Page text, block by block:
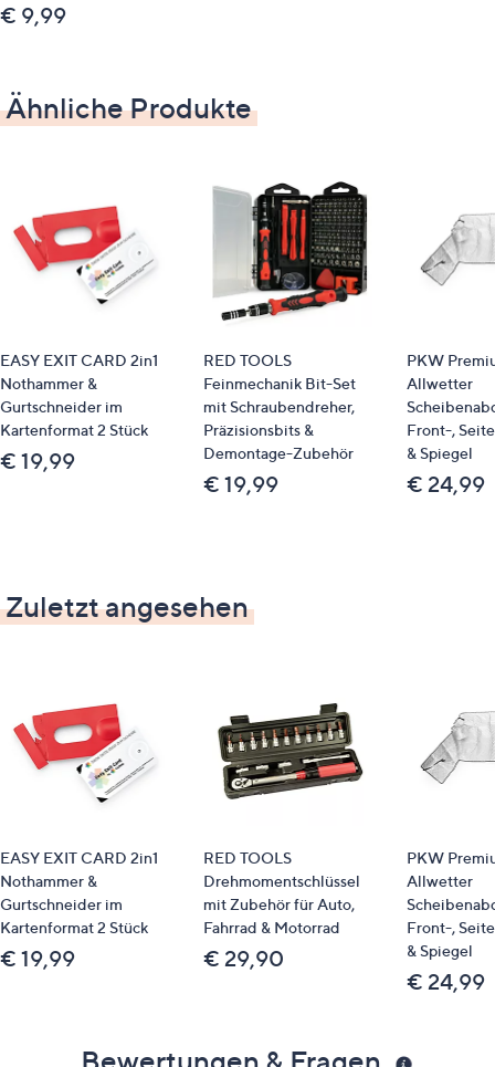
A
Akku-Laufzeit: ca. 50 Minuten
€ 9,99
Ähnliche Produkte
EASY EXIT CARD 2in1
Nothammer &
Gurtschneider im
Kartenformat 2 Stück
€ 19,99
RED TOOLS
Feinmechanik Bit-Set
mit Schraubendreher,
Präzisionsbits &
Demontage-Zubehör
€ 19,99
PKW
Allwetter
Front-,
& Spiegel
€ 24,99
Zuletzt angesehen
EASY EXIT CARD 2in1
Nothammer &
Gurtschneider im
Kartenformat 2 Stück
€ 19,99
RED TOOLS
Drehmomentschlüssel
mit Zubehör für Auto,
Fahrrad & Motorrad
€ 29,90
PKW
Allwetter
Front-,
& Spiegel
€ 24,99